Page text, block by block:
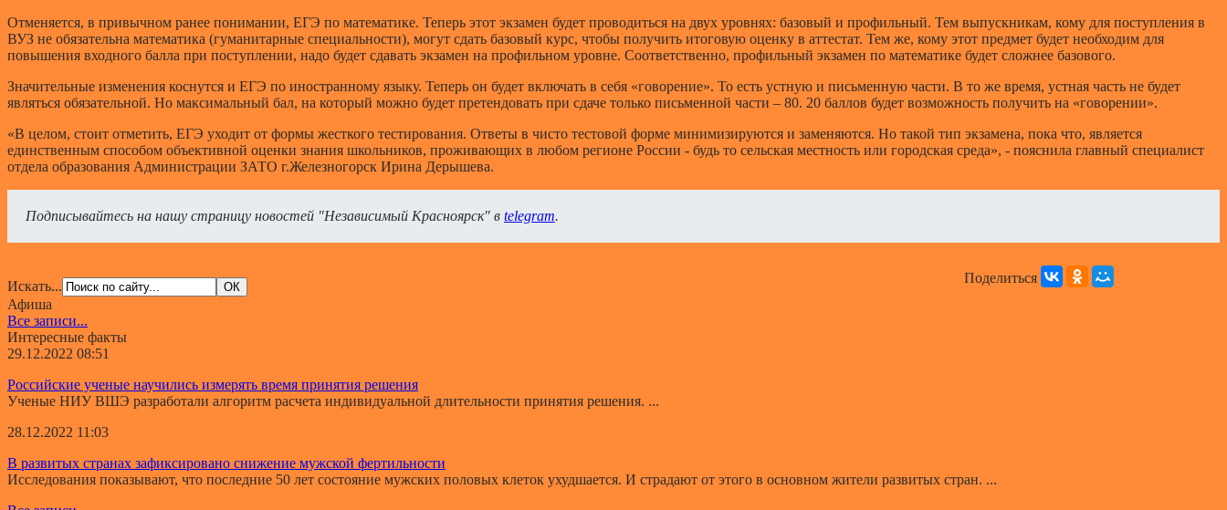
Отменяется, в привычном ранее понимании, ЕГЭ по математике. Теперь этот экзамен будет проводиться на двух уровнях: базовый и профильный. Тем выпускникам, кому для поступления в
ВУЗ не обязательна математика (гуманитарные специальности), могут сдать базовый курс, чтобы получить итоговую оценку в аттестат. Тем же, кому этот предмет будет необходим для
повышения входного балла при поступлении, надо будет сдавать экзамен на профильном уровне. Соответственно, профильный экзамен по математике будет сложнее базового.
Значительные изменения коснутся и ЕГЭ по иностранному языку. Теперь он будет включать в себя «говорение». То есть устную и письменную части. В то же время, устная часть не будет
являться обязательной. Но максимальный бал, на который можно будет претендовать при сдаче только письменной части – 80. 20 баллов будет возможность получить на «говорении».
«В целом, стоит отметить, ЕГЭ уходит от формы жесткого тестирования. Ответы в чисто тестовой форме минимизируются и заменяются. Но такой тип экзамена, пока что, является
единственным способом объективной оценки знания школьников, проживающих в любом регионе России - будь то сельская местность или городская среда», - пояснила главный специалист
отдела образования Администрации ЗАТО г.Железногорск Ирина Дерышева.
Подписывайтесь на нашу страницу новостей "Независимый Красноярск" в telegram.
Поделиться
Искать...
Афиша
Все записи...
Интересные факты
29.12.2022 08:51
Российские ученые научились измерять время принятия решения
Ученые НИУ ВШЭ разработали алгоритм расчета индивидуальной длительности принятия решения. ...
28.12.2022 11:03
В развитых странах зафиксировано снижение мужской фертильности
Исследования показывают, что последние 50 лет состояние мужских половых клеток ухудшается. И страдают от этого в основном жители развитых стран. ...